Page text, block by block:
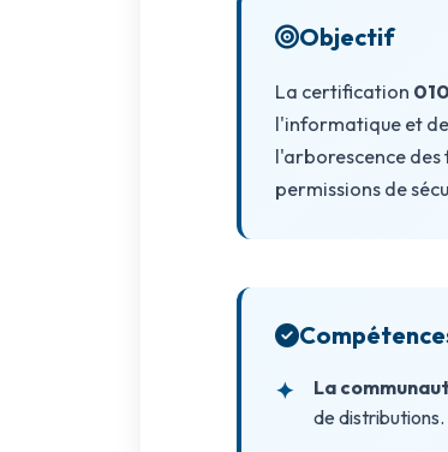
wordpress
CISSP
axelos
Objectif
La certification
l'informatique et de
l'arborescence des
permissions de
La
de distributions.